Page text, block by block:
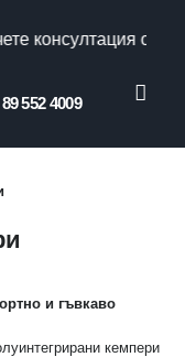
консултация от
552 4009
и гъвкаво
кемпери